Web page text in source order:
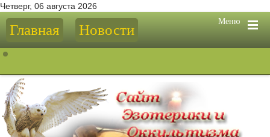
Четверг, 06 августа 2026
Меню
Главная Новости